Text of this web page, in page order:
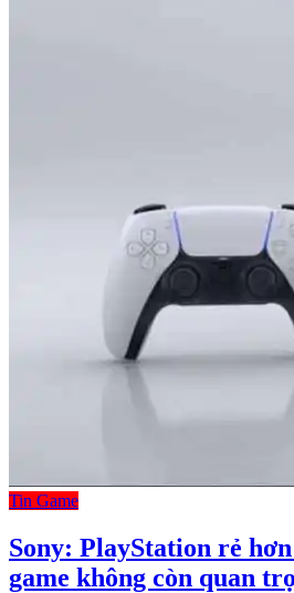
Tin Game
Sony: PlayStation rẻ
game không còn quan